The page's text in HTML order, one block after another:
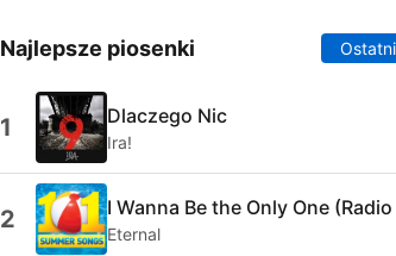
Najlepsze piosenki
1 Dlaczego Nic
Ira!
2 I Wanna Be the Only One
Eternal